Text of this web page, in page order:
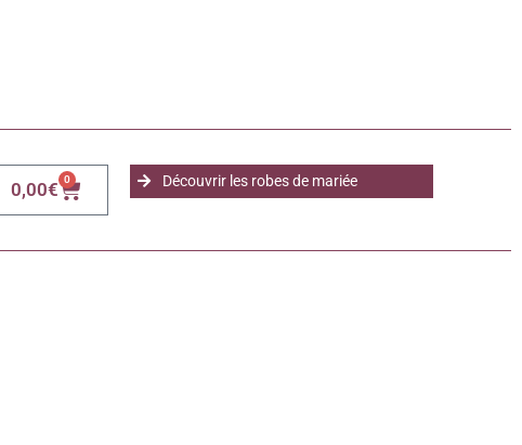
0,00€ 0 Découvrir les robes de mariée